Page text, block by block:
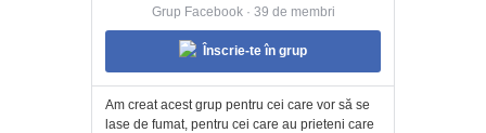
Grup Facebook · 39 de membri
Înscrie-te în grup
Am creat acest grup pentru cei care vor să se
lase de fumat, pentru cei care au prieteni care